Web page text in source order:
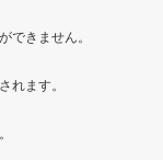
きません。
れます。